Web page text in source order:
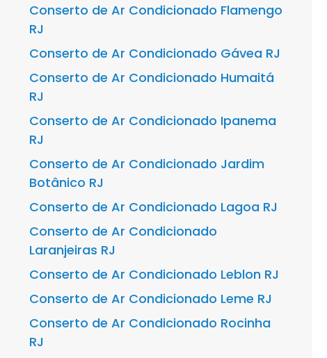
Conserto de Ar Condicionado Flamengo
RJ
Conserto de Ar Condicionado Gávea RJ
Conserto de Ar Condicionado Humaitá
RJ
Conserto de Ar Condicionado Ipanema
RJ
Conserto de Ar Condicionado Jardim
Botânico RJ
Conserto de Ar Condicionado Lagoa RJ
Conserto de Ar Condicionado
Laranjeiras RJ
Conserto de Ar Condicionado Leblon RJ
Conserto de Ar Condicionado Leme RJ
Conserto de Ar Condicionado Rocinha
RJ